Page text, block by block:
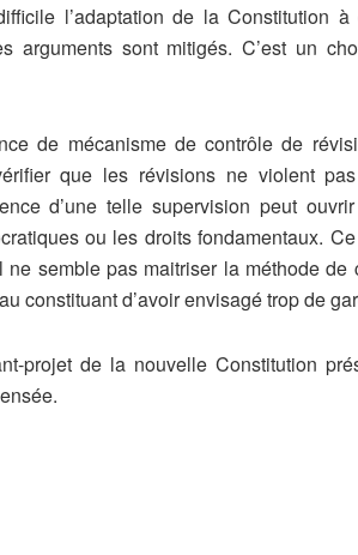
l’adaptation de la Constitution à
arguments sont mitigés. C’est un
de mécanisme de contrôle de
que les révisions ne violent
d’une telle supervision peut
ou les droits fondamentaux.
semble pas maitriser la méthode de
constituant d’avoir envisagé trop de
projet de la nouvelle Constitution